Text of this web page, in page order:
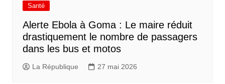
Santé
Alerte Ebola à Goma : Le maire réduit
drastiquement le nombre de passagers
dans les bus et motos
La République 27 mai 2026